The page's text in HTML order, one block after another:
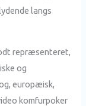
langs
repræsenteret,
og
europæisk,
komfurpoker